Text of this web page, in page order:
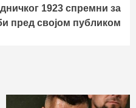
1923 спремни за
пред својом публиком